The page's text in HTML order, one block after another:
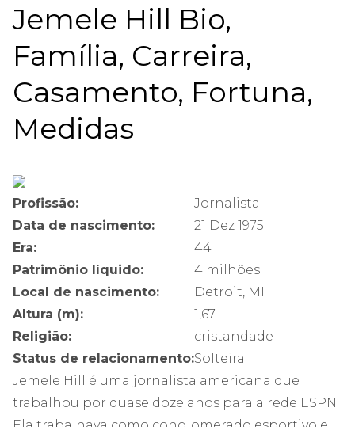
Jemele Hill Bio,
Família, Carreira,
Casamento, Fortuna,
Medidas
Profissão:
Jornalista
Data de nascimento:
21 Dez 1975
Era:
44
Patrimônio líquido:
4 milhões
Local de nascimento:
Detroit, MI
Altura (m):
1,67
Religião:
cristandade
Status de relacionamento:Solteira
Jemele Hill é uma jornalista americana que
trabalhou por quase doze anos para a rede ESPN.